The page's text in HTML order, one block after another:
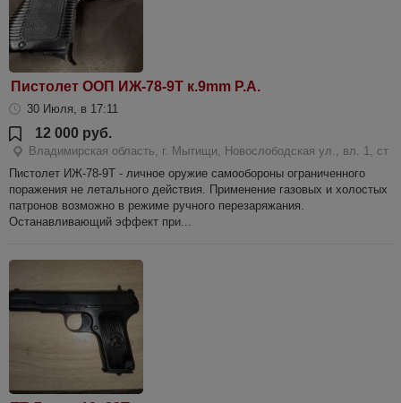
Пистолет ООП ИЖ-78-9Т к.9mm P.A.
30 Июля, в 17:11
12 000 руб.
Владимирская область, г. Мытищи, Новослободская ул., вл. 1, ст
Пистолет ИЖ-78-9Т - личное оружие самообороны ограниченного
поражения не летального действия. Применение газовых и холостых
патронов возможно в режиме ручного перезаряжания.
Останавливающий эффект при...